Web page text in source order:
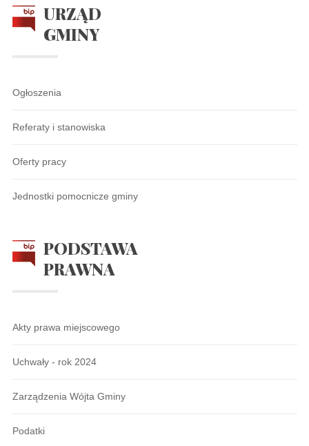
URZĄD
GMINY
Ogłoszenia
Referaty i stanowiska
Oferty pracy
Jednostki pomocnicze gminy
PODSTAWA
PRAWNA
Akty prawa miejscowego
Uchwały - rok 2024
Zarządzenia Wójta Gminy
Podatki